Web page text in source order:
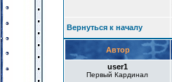
Вернуться к началу
Автор
user1
Первый Кардинал